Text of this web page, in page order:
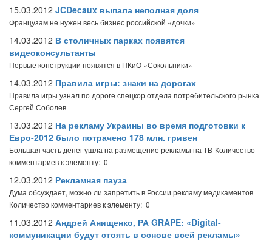
15.03.2012 JCDecaux выпала неполная доля
Французам не нужен весь бизнес российской «дочки»
14.03.2012 В столичных парках появятся
видеоконсультанты
Первые конструкции появятся в ПКиО «Сокольники»
14.03.2012 Правила игры: знаки на дорогах
Правила игры узнал по дороге спецкор отдела потребительского рынка
Сергей Соболев
13.03.2012 На рекламу Украины во время подготовки к
Евро-2012 было потрачено 178 млн. гривен
Большая часть денег ушла на размещение рекламы на ТВ Количество
комментариев к элементу: 0
12.03.2012 Рекламная пауза
Дума обсуждает, можно ли запретить в России рекламу медикаментов
Количество комментариев к элементу: 0
11.03.2012 Андрей Анищенко, РА GRAPE: «Digital-
коммуникации будут стоять в основе всей рекламы»